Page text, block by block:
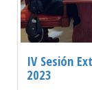
IV Sesión
2023